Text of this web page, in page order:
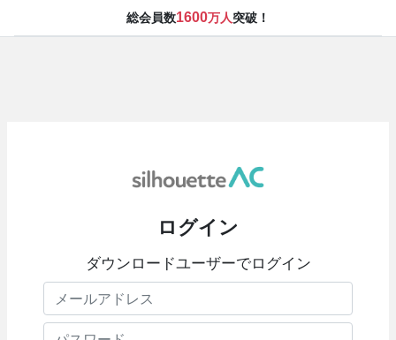
総会員数1600万人突破！
ログイン
ダウンロードユーザーでログイン